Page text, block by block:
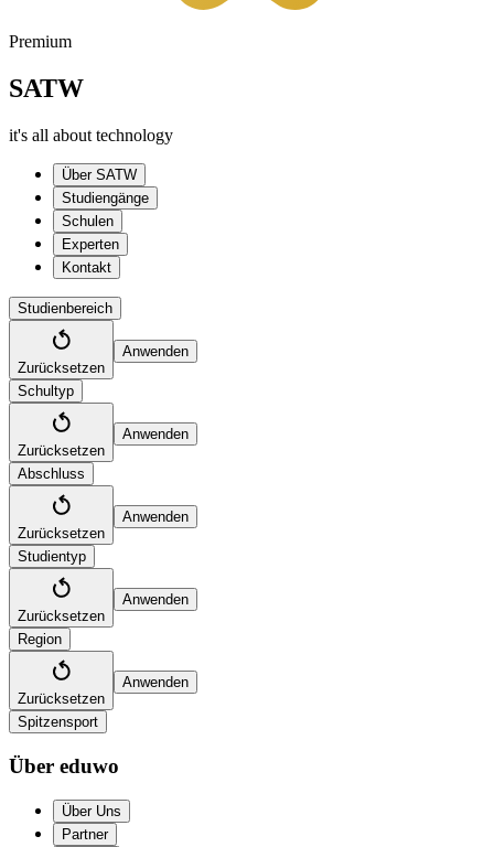
Premium
SATW
it's all about technology
Über SATW
Studiengänge
Schulen
Experten
Kontakt
Studienbereich
Zurücksetzen
Anwenden
Schultyp
Zurücksetzen
Anwenden
Abschluss
Zurücksetzen
Anwenden
Studientyp
Zurücksetzen
Anwenden
Region
Zurücksetzen
Anwenden
Spitzensport
Über eduwo
Über Uns
Partner